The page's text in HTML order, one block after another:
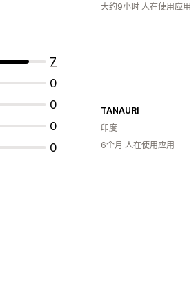
7
0
0
0
0
大约9小时 人在使用应用
TANAURI
印度
6个月 人在使用应用